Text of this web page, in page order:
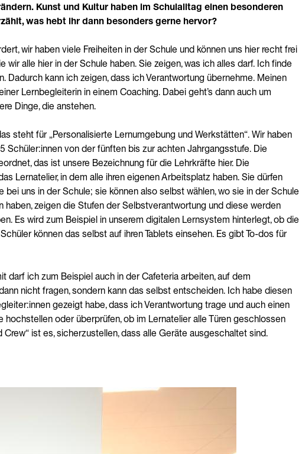
Kunst und Kultur haben im Schulalltag einen besonderen
was hebt ihr dann besonders gerne hervor?
wir haben viele Freiheiten in der Schule und können uns hier recht frei
alle hier in der Schule haben. Sie zeigen, was ich alles darf. Ich finde
Dadurch kann ich zeigen, dass ich Verantwortung übernehme. Meinen
Lernbegleiterin in einem Coaching. Dabei geht’s dann auch um
Dinge, die anstehen.
steht für „Personalisierte Lernumgebung und Werkstätten“. Wir haben
Schüler:innen von der fünften bis zur achten Jahrgangsstufe. Die
das ist unsere Bezeichnung für die Lehrkräfte hier. Die
Lernatelier, in dem alle ihren eigenen Arbeitsplatz haben. Sie dürfen
uns in der Schule; sie können also selbst wählen, wo sie in der Schule
haben, zeigen die Stufen der Selbstverantwortung und diese werden
Es wird zum Beispiel in unserem digitalen Lernsystem hinterlegt, ob die
können das selbst auf ihren Tablets einsehen. Es gibt To-dos für
darf ich zum Beispiel auch in der Cafeteria arbeiten, auf dem
nicht fragen, sondern kann das selbst entscheiden. Ich habe diesen
gezeigt habe, dass ich Verantwortung trage und auch einen
oder überprüfen, ob im Lernatelier alle Türen geschlossen
ist es, sicherzustellen, dass alle Geräte ausgeschaltet sind.